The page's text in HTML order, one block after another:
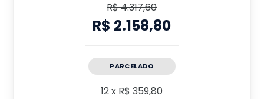
R$ 4.317,60
R$ 2.158,80
PARCELADO
12xR$ 359,80